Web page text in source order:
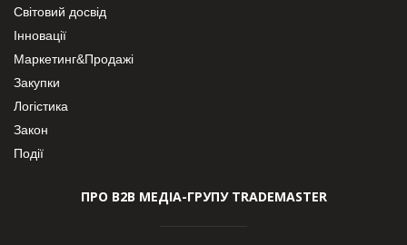
Світовий досвід
Інновації
Маркетинг&Продажі
Закупки
Логістика
Закон
Події
ПРО В2В МЕДІА-ГРУПУ TRADEMASTER